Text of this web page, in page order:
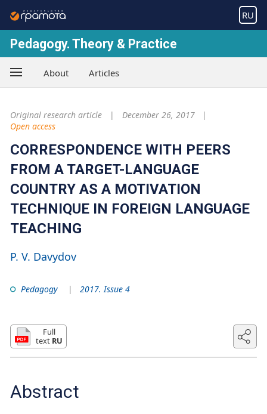
RU
Pedagogy. Theory & Practice
About Articles
Original research article
December 26, 2017
Open access
CORRESPONDENCE WITH PEERS
FROM A TARGET-LANGUAGE
COUNTRY AS A MOTIVATION
TECHNIQUE IN FOREIGN LANGUAGE
TEACHING
P. V. Davydov
Pedagogy 2017. Issue 4
Full
text RU
Abstract